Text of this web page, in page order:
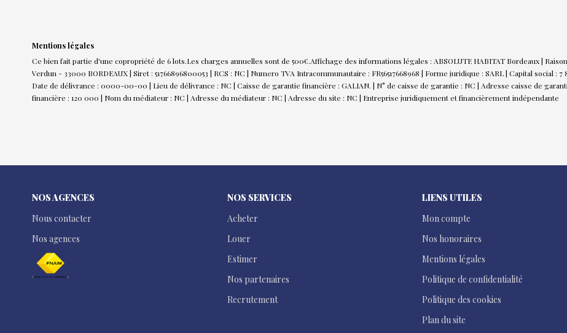
Mentions légales
Ce bien fait partie d'une copropriété de 6 lots.Les charges annuelles sont de 500€.Affichage des informations légales : ABSOLUTE HABITAT Bordeaux |
Verdun - 33000 BORDEAUX | Siret : 51766896800053 | RCS : NC | Numero TVA Intracommunautaire : FR56517668968 | Forme juridique : SARL | Capital social :
Date de délivrance : 0000-00-00 | Lieu de délivrance : NC | Caisse de garantie financière : GALIAN. | N° de caisse de garantie : NC | Adresse caisse de
financière : 120 000 | Nom du médiateur : NC | Adresse du médiateur : NC | Adresse du site : NC | Entreprise juridiquement et financièrement indépendante
NOS AGENCES
Nous contacter
Nos agences
NOS SERVICES
Acheter
Louer
Estimer
Nos partenaires
Recrutement
LIENS UTILES
Mon compte
Nos honoraires
Mentions légales
Politique de confidentialité
Politique des cookies
Plan du site